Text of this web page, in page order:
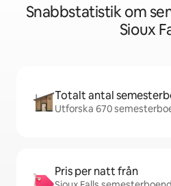
Snabbstatistik om
Sioux
Totalt antal
Utforska 670
Pris per natt från